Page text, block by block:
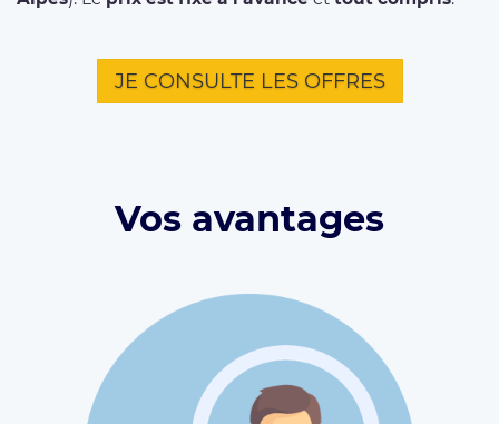
JE CONSULTE LES OFFRES
Vos avantages